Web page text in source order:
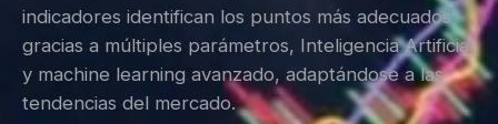
indicadores identifican los puntos más adecuados
gracias a múltiples parámetros, Inteligencia Artificial
y machine learning avanzado, adaptándose a las
tendencias del mercado.